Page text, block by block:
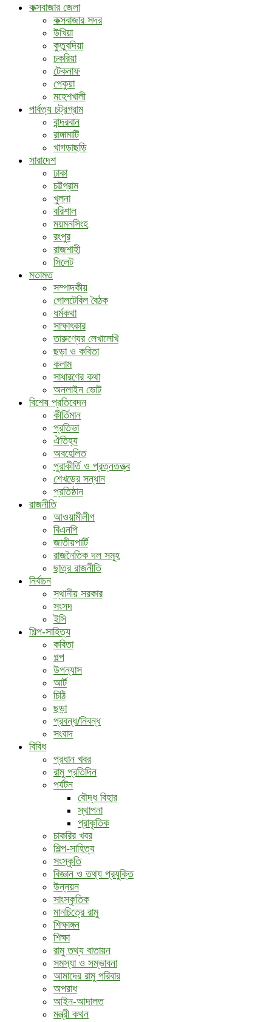
কক্সবাজার জেলা
কক্সবাজার সদর
উখিয়া
কুতুবদিয়া
চকরিয়া
টেকনাফ
পেকুয়া
মহেশখালী
পার্বত্য চট্রগ্রাম
বান্দরবান
রাঙ্গামাটি
খাগড়াছড়ি
সারাদেশ
ঢাকা
চট্টগ্রাম
খুলনা
বরিশাল
ময়মনসিংহ
রংপুর
রাজশাহী
সিলেট
মতামত
সম্পাদকীয়
গোলটেবিল বৈঠক
ধর্মকথা
সাক্ষাৎকার
তারুণ্যের লেখালেখি
ছড়া ও কবিতা
কলাম
সাধারণের কথা
অনলাইন ভোট
বিশেষ প্রতিবেদন
কীর্তিমান
প্রতিভা
ঐতিহ্য
অবহেলিত
পুরাকীর্তি ও প্রত্নতত্ত্ব
শেখড়ের সন্ধান
প্রতিষ্ঠান
রাজনীতি
আওয়ামীলীগ
বিএনপি
জাতীয়পার্টি
রাজনৈতিক দল সমূহ
ছাত্র রাজনীতি
নির্বাচন
স্থানীয় সরকার
সংসদ
ইসি
শিল্প-সাহিত্য
কবিতা
গল্প
উপন্যাস
আর্ট
চিঠি
ছড়া
প্রবন্ধ/নিবন্ধ
সংবাদ
বিবিধ
প্রধান খবর
রামু প্রতিদিন
পর্যটন
বৌদ্ধ ‍বিহার
স্থাপনা
প্রাকৃতিক
চাকরির খবর
শিল্প-সাহিত্য
সংস্কৃতি
বিজ্ঞান ও তথ্য প্রযুক্তি
উন্নয়ন
সাংস্কৃতিক
মানচিত্রে রামু
শিক্ষাঙ্গন
শিক্ষা
রামু তথ্য বাতায়ন
সমস্যা ও সম্ভাবনা
আমাদের রামু পরিবার
অপরাধ
আইন-আদালত
মন্ত্রী কথন